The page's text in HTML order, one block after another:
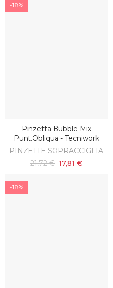
-18%
AGGIUNGI AL CARRELLO
Pinzetta Bubble Mix
Punt.obliqua - Tecniwork
PINZETTE SOPRACCIGLIA
21,72 € 17,81 €
-18%